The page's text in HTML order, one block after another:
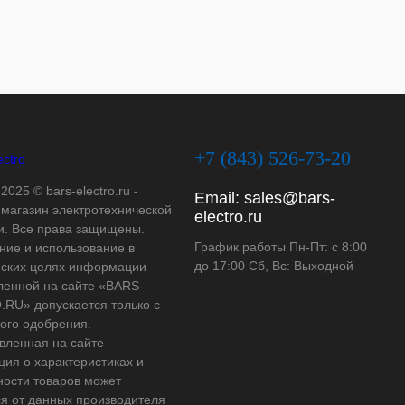
© bars-electro.ru -
электротехнической
Все права защищены.
и использование в
целях информации
на сайте «BARS-
допускается только с
одобрения.
на сайте
о характеристиках и
товаров может
от данных производителя
+7 (843) 526-73-20
Email: sales@bars-
electro.ru
График работы Пн-Пт: с 8:00
до 17:00 Сб, Вс: Выходной